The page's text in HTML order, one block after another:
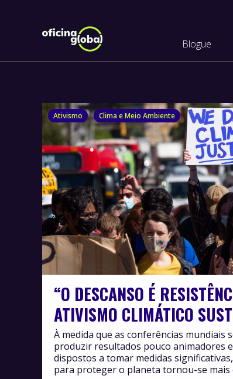
Blogue
Ativismo Clima e Meio Ambiente
“O DESCANSO É
ATIVISMO CLIMÁTICO
À medida que as conferências mundiais
produzir resultados pouco animadores
dispostos a tomar medidas
para proteger o planeta tornou-se mais